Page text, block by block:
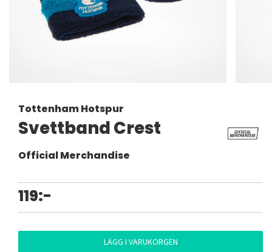
Tottenham Hotspur
Svettband Crest
Official Merchandise
119:-
LÄGG I VARUKORGEN